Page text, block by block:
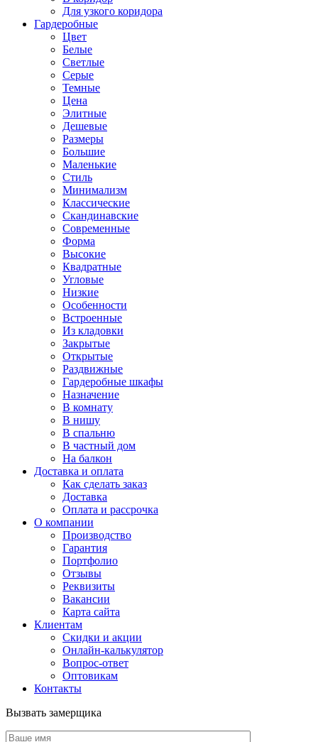
Для узкого коридора
Гардеробные
Цвет
Белые
Светлые
Серые
Темные
Цена
Элитные
Дешевые
Размеры
Большие
Маленькие
Стиль
Минимализм
Классические
Скандинавские
Современные
Форма
Высокие
Квадратные
Угловые
Низкие
Особенности
Встроенные
Из кладовки
Закрытые
Открытые
Раздвижные
Гардеробные шкафы
Назначение
В комнату
В нишу
В спальню
В частный дом
На балкон
Доставка и оплата
Как сделать заказ
Доставка
Оплата и рассрочка
О компании
Производство
Гарантия
Портфолио
Отзывы
Реквизиты
Вакансии
Карта сайта
Клиентам
Скидки и акции
Онлайн-калькулятор
Вопрос-ответ
Оптовикам
Контакты
Вызвать замерщика